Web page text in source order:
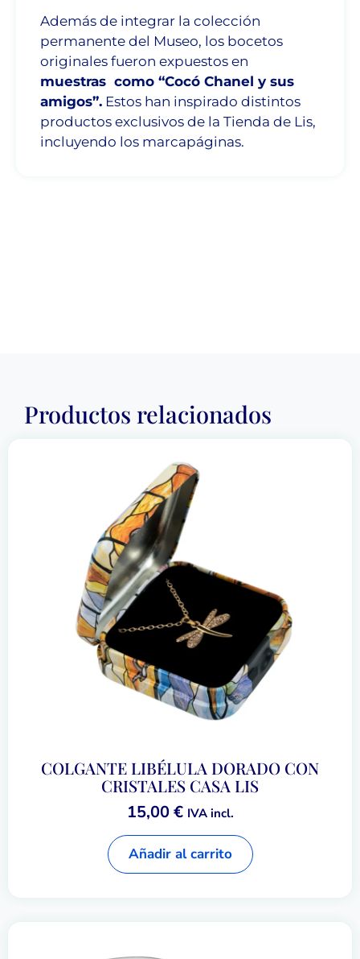
Además de integrar la colección
permanente del Museo, los bocetos
originales fueron expuestos en
muestras como “Cocó Chanel y sus
amigos”. Estos han inspirado distintos
productos exclusivos de la Tienda de Lis,
incluyendo los marcapáginas.
Productos relacionados
COLGANTE LIBÉLULA DORADO CON
CRISTALES CASA LIS
15,00€ IVA incl.
Añadir al carrito